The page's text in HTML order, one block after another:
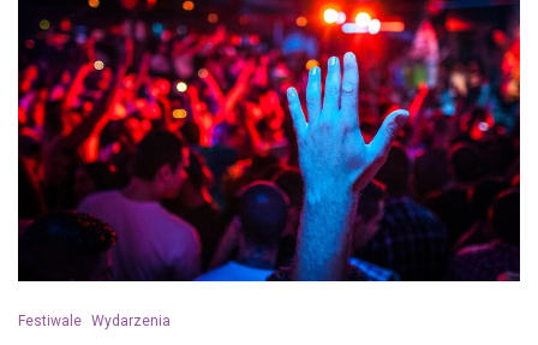
Festiwale Wydarzenia